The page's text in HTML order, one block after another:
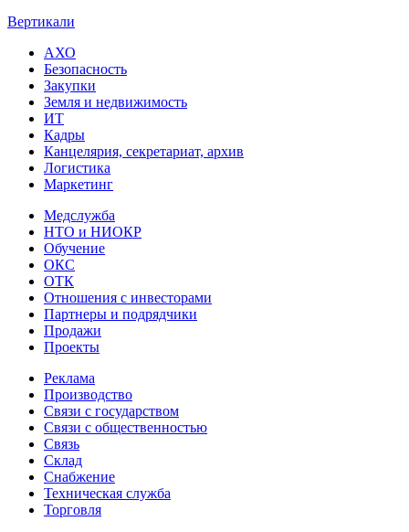
Вертикали
АХО
Безопасность
Закупки
Земля и недвижимость
ИТ
Кадры
Канцелярия, секретариат, архив
Логистика
Маркетинг
Медслужба
НТО и НИОКР
Обучение
ОКС
ОТК
Отношения с инвесторами
Партнеры и подрядчики
Продажи
Проекты
Реклама
Производство
Связи с государством
Связи с общественностью
Связь
Склад
Снабжение
Техническая служба
Торговля